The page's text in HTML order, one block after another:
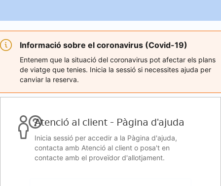
Informació sobre el coronavirus (Covid-19)
Entenem que la situació del coronavirus pot afectar els plans
de viatge que tenies. Inicia la sessió si necessites ajuda per
canviar la reserva.
Atenció al client - Pàgina d'ajuda
Inicia sessió per accedir a la Pàgina d'ajuda,
contacta amb Atenció al client o posa't en
contacte amb el proveïdor d'allotjament.